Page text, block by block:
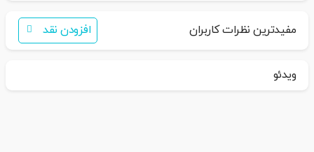
مفیدترین نظرات کاربران افزودن نقد
ویدئو